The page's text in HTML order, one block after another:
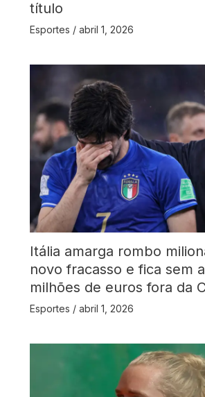
título
Esportes / abril 1, 2026
Itália amarga rombo
novo fracasso e fica sem
milhões de euros fora da
Esportes / abril 1, 2026